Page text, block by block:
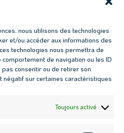
nous utilisons des technologies
et/ou accéder aux informations des
technologies nous permettra de
de navigation ou les ID
consentir ou de retirer son
négatif sur certaines caractéristiques
Toujours activé
dans nos emails.
les guides